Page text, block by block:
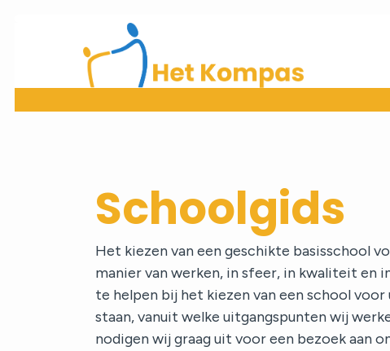
Home
Onze school
Praktische informatie
Schoolgids
Het kiezen van een geschikte basisschool
manier van werken, in sfeer, in kwaliteit en
te helpen bij het kiezen van een school
staan, vanuit welke uitgangspunten wij
nodigen wij graag uit voor een bezoek aan